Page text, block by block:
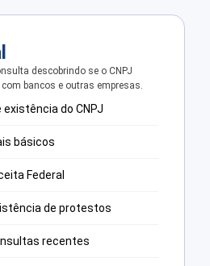
descobrindo se o CNPJ
bancos e outras empresas.
do CNPJ
básicos
Federal
de protestos
recentes